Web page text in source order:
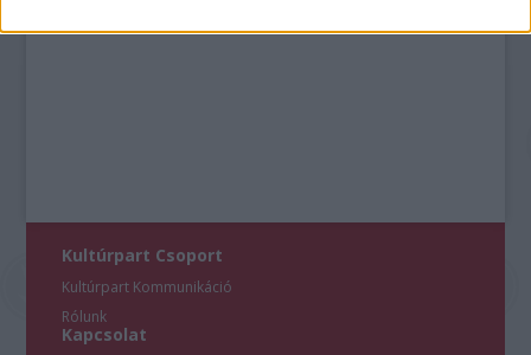
I want to allow Google to enable storage
Kultúrpart Csoport
Kultúrpart Kommunikáció
Rólunk
Kapcsolat